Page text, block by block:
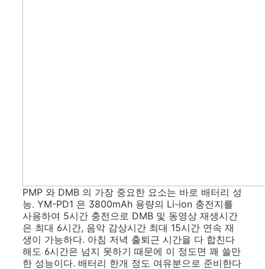
PMP 와 DMB 의 가장 중요한 요소는 바로 배터리 성
능. YM-PD1 은 3800mAh 용량의 Li-ion 충전지를
사용하여 5시간 충전으로 DMB 및 동영상 재생시간
은 최대 6시간, 음악 감상시간 최대 15시간 연속 재
생이 가능하다. 아침 저녁 출퇴근 시간을 다 합친다
해도 6시간은 넘지 못하기 때문에 이 정도면 꽤 쓸만
한 성능이다. 배터리 한개 정도 여유분으로 준비한다